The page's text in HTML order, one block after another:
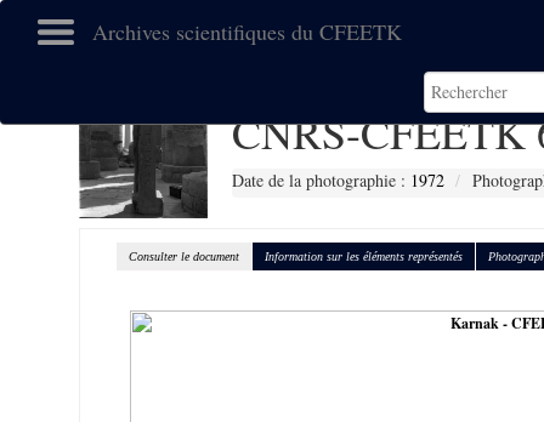
Archives scientifiques du CFEETK
CNRS-CFEETK
Date de la photographie : 1972
Consulter le document Information sur les éléments représentés